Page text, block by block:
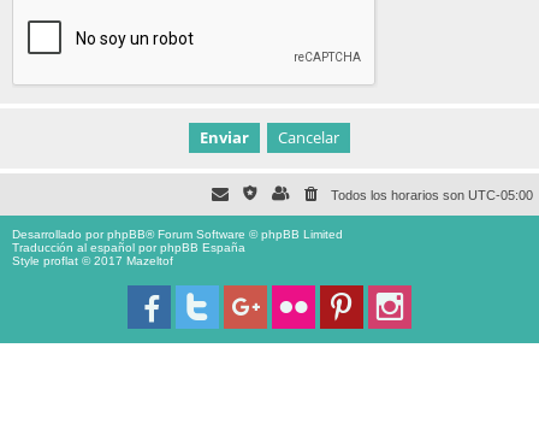
Todos los horarios son UTC-05:00
Desarrollado porphpBB® Forum Software © phpBB Limited
Traducción al español porphpBB España
Style proflat © 2017 Mazeltof